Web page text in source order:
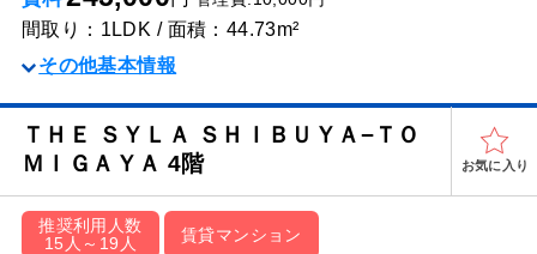
間取り：1LDK / 面積：44.73m²
その他基本情報
ＴＨＥ ＳＹＬＡ ＳＨＩＢＵＹＡ−ＴＯ
ＭＩＧＡＹＡ 4階
お気に入り
推奨利用人数
15人～19人
賃貸マンション